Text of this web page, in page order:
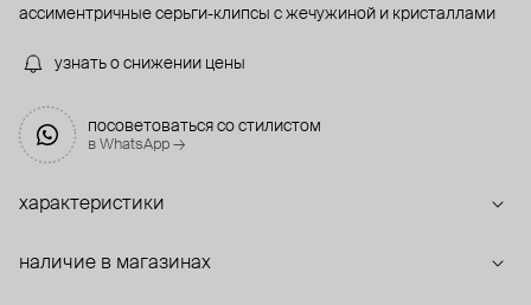
ассиментричные серьги-клипсы с жечужиной и кристаллами
узнать о снижении цены
посоветоваться со стилистом
в WhatsApp →
характеристики
наличие в магазинах